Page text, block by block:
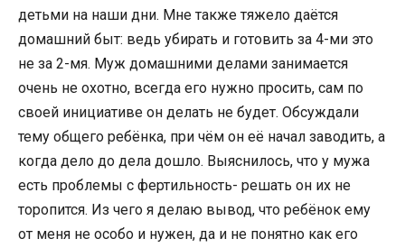
детьми на наши дни. Мне также тяжело даётся
домашний быт: ведь убирать и готовить за 4-ми это
не за 2-мя. Муж домашними делами занимается
очень не охотно, всегда его нужно просить, сам по
своей инициативе он делать не будет. Обсуждали
тему общего ребёнка, при чём он её начал заводить, а
когда дело до дела дошло. Выяснилось, что у мужа
есть проблемы с фертильность- решать он их не
торопится. Из чего я делаю вывод, что ребёнок ему
от меня не особо и нужен, да и не понятно как его